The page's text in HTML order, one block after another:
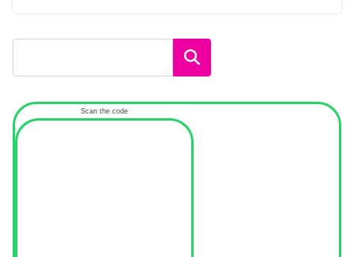
Ara
Scan the code